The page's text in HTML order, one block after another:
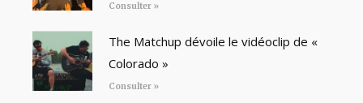
Consulter »
The Matchup dévoile le vidéoclip de «
Colorado »
Consulter »